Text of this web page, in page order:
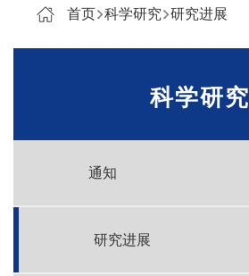
首页 科学研究 研究进展
科学研究
通知
研究进展